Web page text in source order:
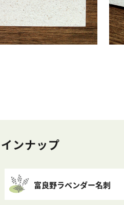
ンナップ
富良野ラベンダー名刺